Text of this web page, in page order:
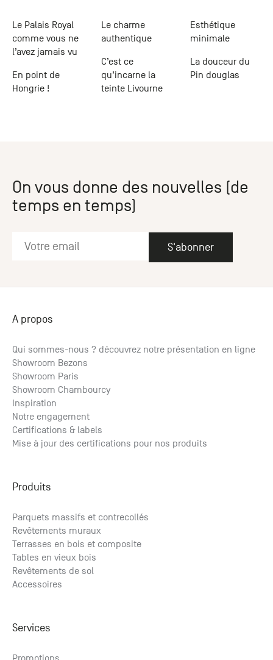
Le Palais Royal
comme vous ne
l’avez jamais vu
En point de
Hongrie !
Le charme
authentique
C’est ce
qu’incarne la
teinte Livourne
Esthétique
minimale
La douceur du
Pin douglas
On vous donne des nouvelles (de
temps en temps)
S'abonner
A propos
Qui sommes-nous ? découvrez notre présentation en ligne
Showroom Bezons
Showroom Paris
Showroom Chambourcy
Inspiration
Notre engagement
Certifications & labels
Mise à jour des certifications pour nos produits
Produits
Parquets massifs et contrecollés
Revêtements muraux
Terrasses en bois et composite
Tables en vieux bois
Revêtements de sol
Accessoires
Services